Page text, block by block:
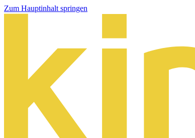
Zum Hauptinhalt springen